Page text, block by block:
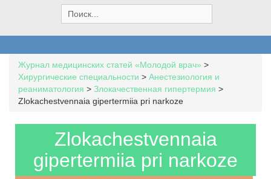
e
a
h
f
o
r
Журнал медицинских статей «Молодой врач» >
Хирургические специальности > Анестезиология и
реаниматология > Злокачественная гипертермия >
Zlokachestvennaia gipertermiia pri narkoze
Zlokachestvennaia
gipertermiia pri narkoze